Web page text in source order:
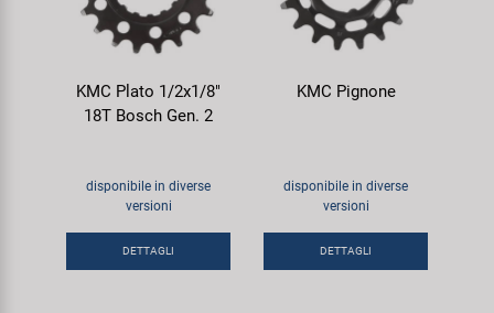
KMC Plato 1/2x1/8"
18T Bosch Gen. 2
disponibile in diverse
versioni
DETTAGLI
KMC Pignone
disponibile in diverse
versioni
DETTAGLI